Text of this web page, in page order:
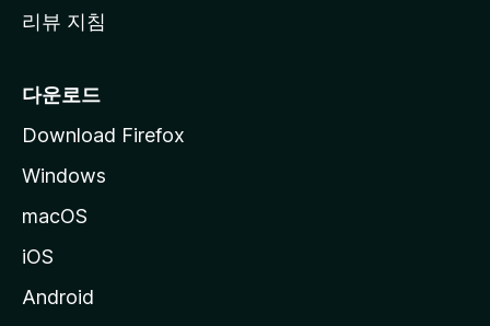
리뷰 지침
다운로드
Download Firefox
Windows
macOS
iOS
Android